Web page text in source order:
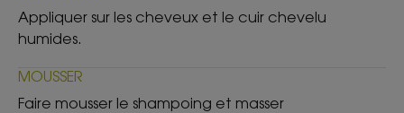
Appliquer sur les cheveux et le cuir chevelu
humides.
MOUSSER
Faire mousser le shampoing et masser